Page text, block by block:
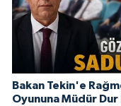
Bakan Tekin'e
Oyununa Müdür Dur